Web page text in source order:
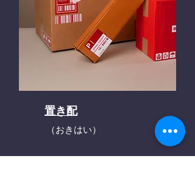
置き配
（おきはい）